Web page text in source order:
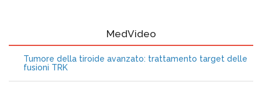
MedVideo
Tumore della tiroide avanzato: trattamento target delle
fusioni TRK